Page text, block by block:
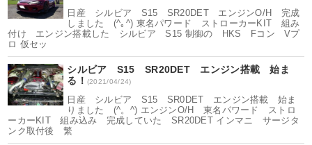
日産 シルビア S15 SR20DET エンジンO/H 完成
しました (^｡^) 東名パワード ストローカーKIT 組み
付け エンジン搭載した シルビア S15 制御の HKS Fコン Vプ
ロ 仮セッ
シルビア S15 SR20DET エンジン搭載 始ま
る！ (2021/04/24)
日産 シルビア S15 SR0DET エンジン搭載 始ま
りました (^。^) エンジンO/H 東名パワード ストロ
ーカーKIT 組み込み 完成していた SR20DET インマニ サージタ
ンク取付後 繁